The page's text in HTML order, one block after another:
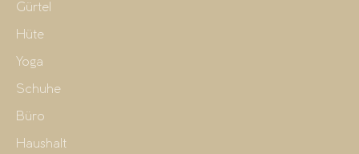
Gürtel
Hüte
Yoga
Schuhe
Büro
Haushalt